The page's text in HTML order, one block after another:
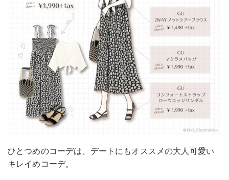
ひとつめのコーデは、デートにもオススメの大人可愛い
キレイめコーデ。